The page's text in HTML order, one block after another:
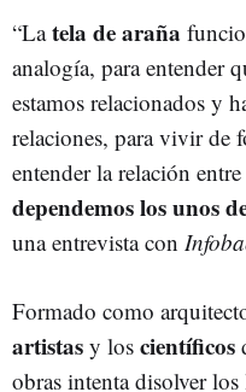
“Latela de araña
analogía, para entender
estamos relacionados y
relaciones, para vivir de
entender la relación entre
dependemos los unos
una entrevista con
Formado como
artistas y los científicos
obras intenta disolver